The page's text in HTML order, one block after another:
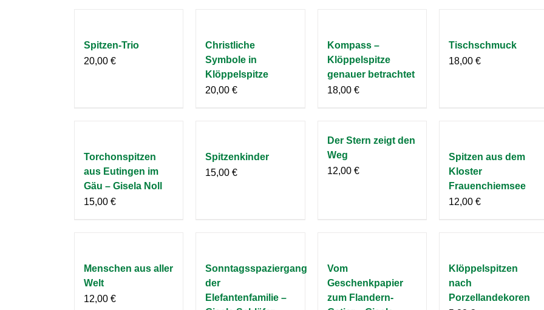
Spitzen-Trio
20,00 €
Christliche
Symbole in
Klöppelspitze
20,00€
Kompass –
Klöppelspitze
genauer betrachtet
18,00 €
Tischschmuck
18,00 €
Torchonspitzen
aus Eutingen im
Gäu – Gisela Noll
15,00 €
Spitzenkinder
15,00€
Der Stern zeigt den
Weg
12,00 €
Spitzen aus dem
Kloster
Frauenchiemsee
12,00 €
Menschen aus aller
Welt
12,00 €
Sonntagsspaziergang
der
Elefantenfamilie –
Vom
Geschenkpapier
zum Flandern-
Klöppelspitzen
nach
Porzellandekoren